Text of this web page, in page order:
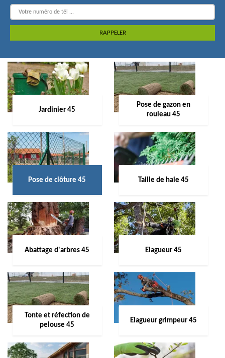
Jardinier 45
Pose de gazon en
rouleau 45
Pose de clôture 45 Taille de haie 45
Abattage d'arbres 45 Elagueur 45
Tonte et réfection de
pelouse 45
Elagueur grimpeur 45